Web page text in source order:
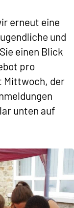
erneut eine
und
einen Blick
pro
Mittwoch, der
unten auf